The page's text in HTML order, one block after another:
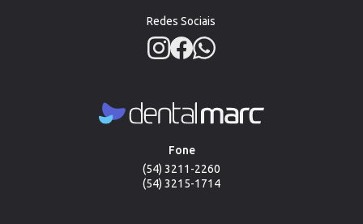
Redes Sociais
Fone
(54) 3211-2260
(54) 3215-1714